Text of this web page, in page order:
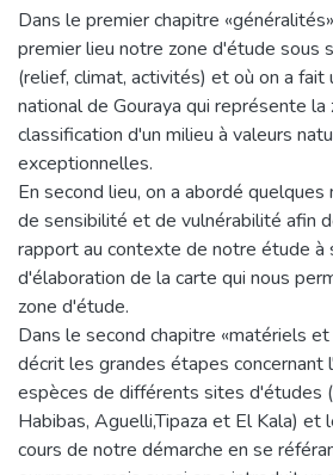
Dans le premier chapitre
premier lieu notre zone d'étude sous
(relief, climat, activités) et où on a fait
national de Gouraya qui représente
classification d'un milieu à valeurs
exceptionnelles.
En second lieu, on a abordé
de sensibilité et de vulnérabilité afin
rapport au contexte de notre étude à
d'élaboration de la carte qui nous
zone d'étude.
Dans le second chapitre «matériels
décrit les grandes étapes concernant
espèces de différents sites d'études
Habibas, Aguelli,Tipaza et El Kala) et
cours de notre démarche en se